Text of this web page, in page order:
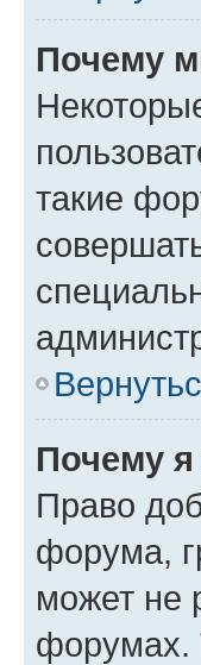
Почему
такие
Почему
Право
форума,
может не
форумах.